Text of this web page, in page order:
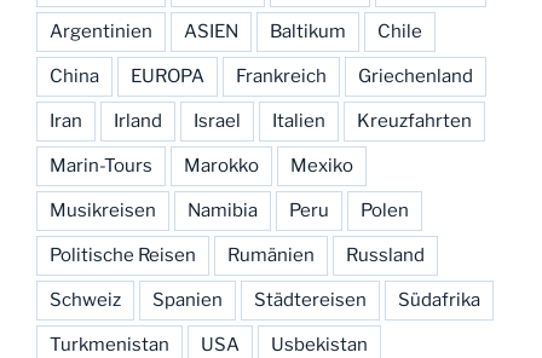
Argentinien ASIEN Baltikum Chile
China EUROPA Frankreich Griechenland
Iran Irland Israel Italien Kreuzfahrten
Marin-Tours Marokko Mexiko
Musikreisen Namibia Peru Polen
Politische Reisen Rumänien Russland
Schweiz Spanien Städtereisen Südafrika
Turkmenistan USA Usbekistan